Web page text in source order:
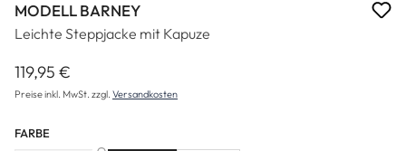
MODELL BARNEY
Leichte Steppjacke mit Kapuze
Regulärer Preis:
119,95 €
Preise inkl. MwSt. zzgl. Versandkosten
FARBE